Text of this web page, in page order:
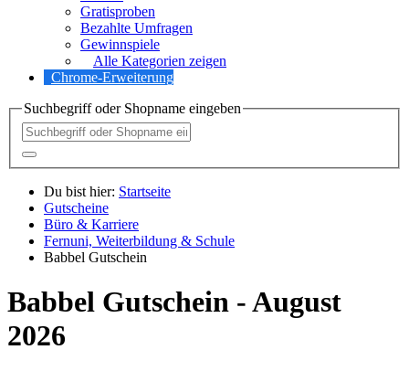
Gratisproben
Bezahlte Umfragen
Gewinnspiele
Alle Kategorien zeigen
Chrome-Erweiterung
Suchbegriff oder Shopname eingeben
Du bist hier: Startseite
Gutscheine
Büro & Karriere
Fernuni, Weiterbildung & Schule
Babbel Gutschein
Babbel Gutschein - August
2026